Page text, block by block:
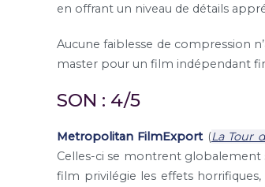
en offrant un niveau de détails
Aucune faiblesse de compression
master pour un film indépendant
SON : 4/5
Metropolitan FilmExport(La Tour
Celles-ci se montrent globalement
film privilégie les effets